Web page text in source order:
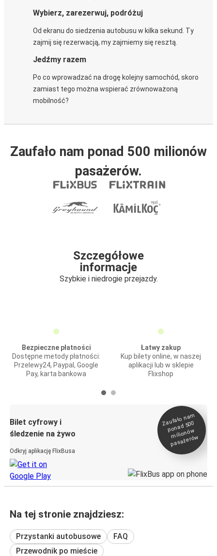
Wybierz, zarezerwuj, podróżuj
Od ekranu do siedzenia autobusu w kilka sekund. Ty
zajmij się rezerwacją, my zajmiemy się resztą.
Jedźmy razem
Po co wprowadzać na drogę kolejny samochód, skoro
zamiast tego można wspierać zrównoważoną
mobilność?
Zaufało nam ponad 500 milionów
pasażerów.
Szczegółowe
informacje
Szybkie i niedrogie przejazdy.
Bezpieczne płatności
Dostępne metody płatności:
Przelewy24, Paypal, Google
Pay, karta bankowa
Łatwy zakup
Kup bilety online, w naszej
aplikacji lub w sklepie
Flixshop
Bilet cyfrowy i
śledzenie na żywo
Odkryj aplikację FlixBusa
Zaufało na
m
ponad 500
milionó
w
pasażeró
w
Na tej stronie znajdziesz:
Przystanki autobusowe
FAQ
Przewodnik po mieście